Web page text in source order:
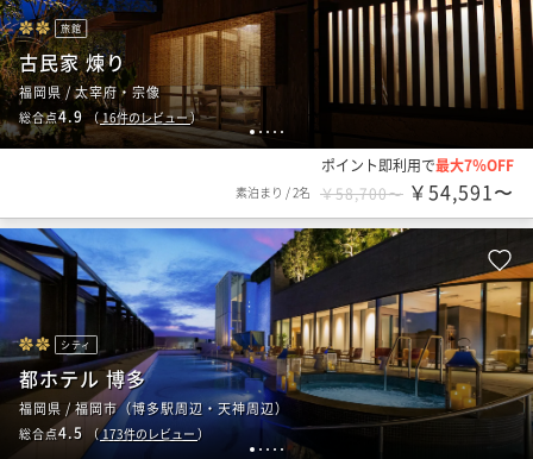
12 3 4 5
旅館
古民家 煉り
福岡県 / 太宰府・宗像
総合点4.9（16件のレビュー）
ポイント即利用で最大7％OFF
素泊まり /2名 ￥58,700〜 ￥54,591〜
1 2 3 4 5
シティ
都ホテル 博多
福岡県 / 福岡市（博多駅周辺・天神周辺）
総合点4.5 （173件のレビュー）